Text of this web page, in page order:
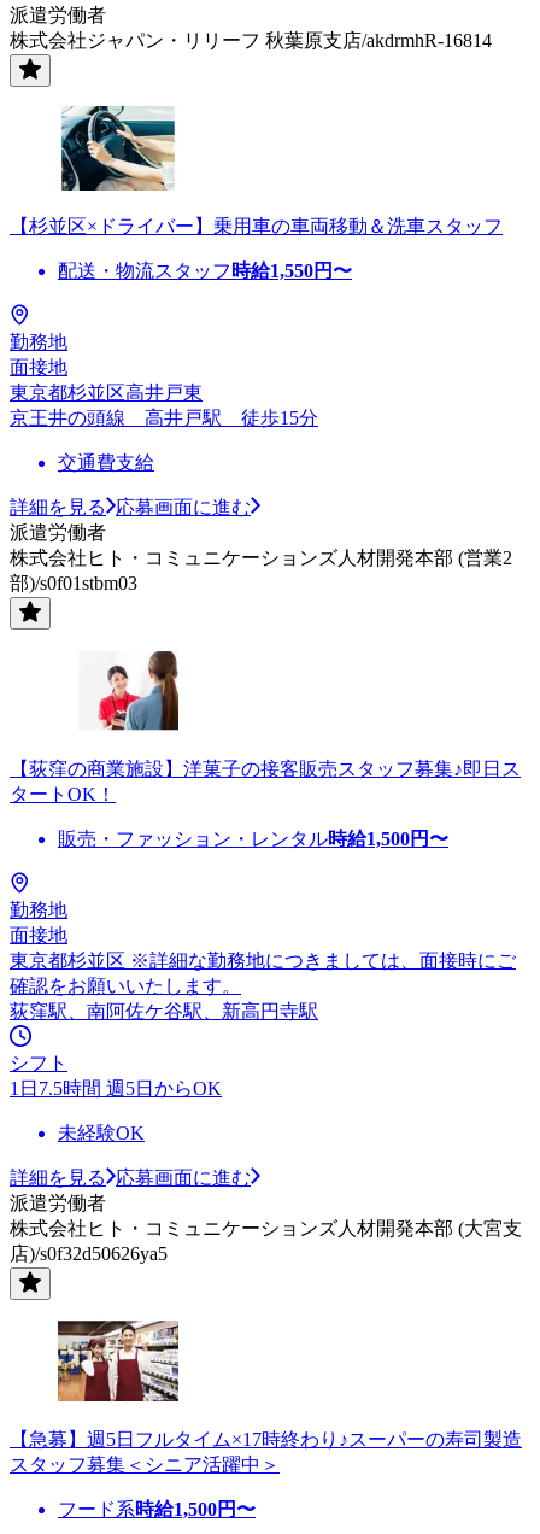
派遣労働者
株式会社ジャパン・リリーフ 秋葉原支店/akdrmhR-16814
【杉並区×ドライバー】乗用車の車両移動＆洗車スタッフ
配送・物流スタッフ 時給1,550円〜
勤務地
面接地
東京都杉並区高井戸東
京王井の頭線 高井戸駅 徒歩15分
交通費支給
詳細を見る
応募画面に進む
派遣労働者
株式会社ヒト・コミュニケーションズ人材開発本部 (営業2
部)/s0f01stbm03
【荻窪の商業施設】洋菓子の接客販売スタッフ募集♪即日ス
タートOK！
販売・ファッション・レンタル時給1,500円〜
勤務地
面接地
東京都杉並区 ※詳細な勤務地につきましては、面接時にご
確認をお願いいたします。
荻窪駅、南阿佐ケ谷駅、新高円寺駅
シフト
1日7.5時間 週5日からOK
未経験OK
詳細を見る
応募画面に進む
派遣労働者
株式会社ヒト・コミュニケーションズ人材開発本部 (大宮支
店)/s0f32d50626ya5
【急募】週5日フルタイム×17時終わり♪スーパーの寿司製造
スタッフ募集＜シニア活躍中＞
フード系時給1,500円〜